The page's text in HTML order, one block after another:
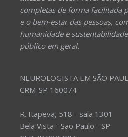
completas de forma facilitada
e o bem-estar das pessoas,
humanidade e
público em geral.
NEUROLOGISTA EM SÃO
CRM-SP 160074
R. Itapeva, 518 - sala 1301
Bela Vista - São Paulo - SP